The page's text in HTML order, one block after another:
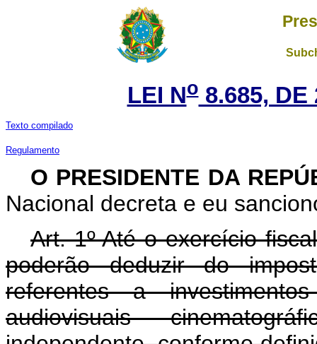
LEI No8.685, DE
Texto compilado
Regulamento
O PRESIDENTE DA
Nacional decreta e eu
Art. 1º Até o exercício
poderão deduzir do
referentes a
audiovisuais